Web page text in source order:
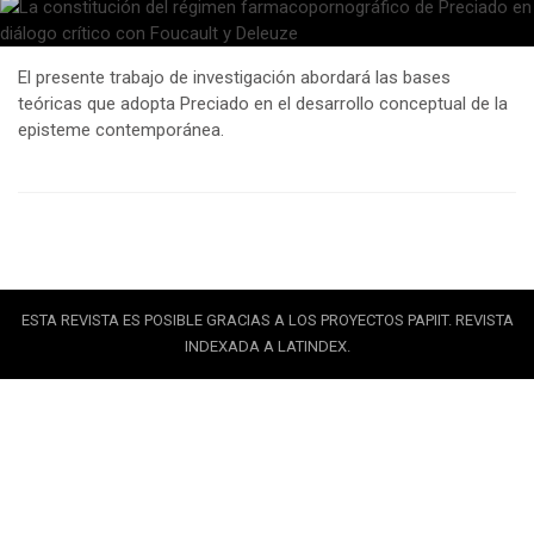
El presente trabajo de investigación abordará las bases
teóricas que adopta Preciado en el desarrollo conceptual de la
episteme contemporánea.
ESTA REVISTA ES POSIBLE GRACIAS A LOS PROYECTOS PAPIIT. REVISTA
INDEXADA A LATINDEX.